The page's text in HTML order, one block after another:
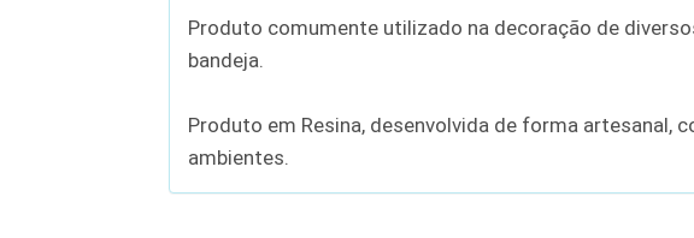
Produto comumente utilizado na decoração de
bandeja.
Produto em Resina, desenvolvida de forma
ambientes.